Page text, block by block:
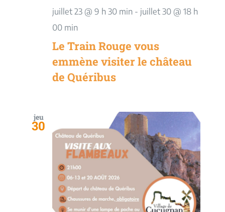
juillet 23 @ 9 h 30 min- juillet 30 @ 18 h
00 min
Le Train Rouge vous
emmène visiter le château
de Quéribus
jeu
30